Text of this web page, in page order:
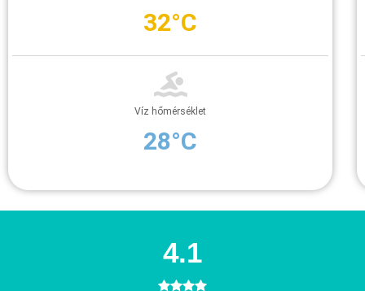
32°C
Víz hőmérséklet
28°C
4.1